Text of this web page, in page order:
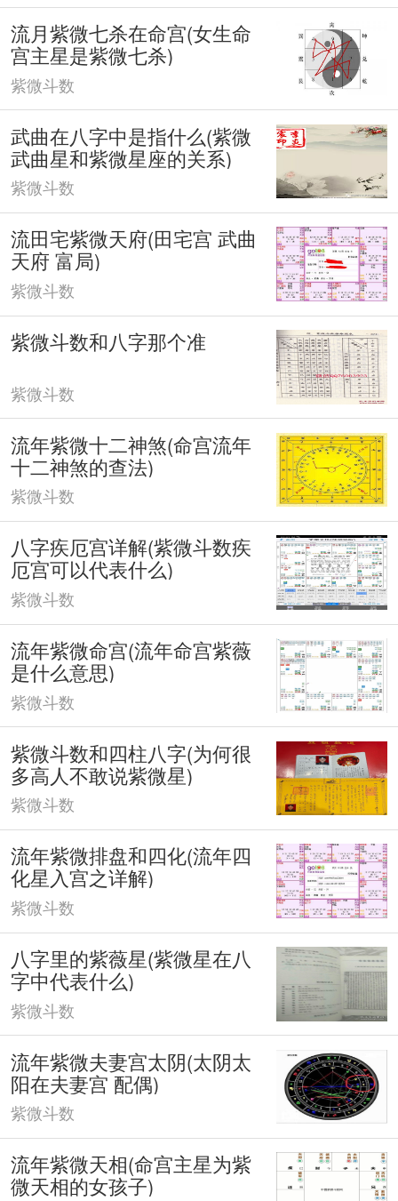
流月紫微七杀在命宫(女生命
宫主星是紫微七杀)
紫微斗数
武曲在八字中是指什么(紫微
武曲星和紫微星座的关系)
紫微斗数
流田宅紫微天府(田宅宫 武曲
天府 富局)
紫微斗数
紫微斗数和八字那个准
紫微斗数
流年紫微十二神煞(命宫流年
十二神煞的查法)
紫微斗数
八字疾厄宫详解(紫微斗数疾
厄宫可以代表什么)
紫微斗数
流年紫微命宫(流年命宫紫薇
是什么意思)
紫微斗数
紫微斗数和四柱八字(为何很
多高人不敢说紫微星)
紫微斗数
流年紫微排盘和四化(流年四
化星入宫之详解)
紫微斗数
八字里的紫薇星(紫微星在八
字中代表什么)
紫微斗数
流年紫微夫妻宫太阴(太阴太
阳在夫妻宫 配偶)
紫微斗数
流年紫微天相(命宫主星为紫
微天相的女孩子)